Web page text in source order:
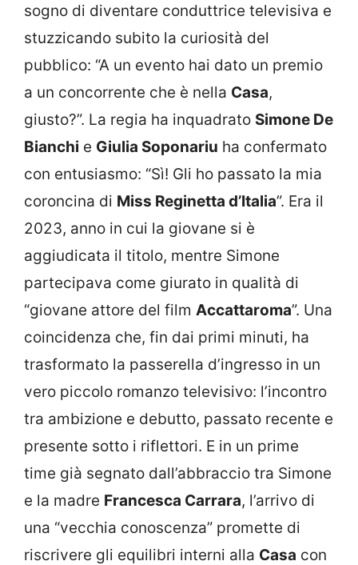
sogno di diventare conduttrice televisiva e
stuzzicando subito la curiosità del
pubblico: “A un evento hai dato un premio
a un concorrente che è nella Casa,
giusto?”. La regia ha inquadrato Simone De
Bianchi e Giulia Soponariu ha confermato
con entusiasmo: “Sì! Gli ho passato la mia
coroncina di Miss Reginetta d’Italia”. Era il
2023, anno in cui la giovane si è
aggiudicata il titolo, mentre Simone
partecipava come giurato in qualità di
“giovane attore del film Accattaroma”. Una
coincidenza che, fin dai primi minuti, ha
trasformato la passerella d’ingresso in un
vero piccolo romanzo televisivo: l’incontro
tra ambizione e debutto, passato recente e
presente sotto i riflettori. E in un prime
time già segnato dall’abbraccio tra Simone
e la madre Francesca Carrara, l’arrivo di
una “vecchia conoscenza” promette di
riscrivere gli equilibri interni alla Casa con